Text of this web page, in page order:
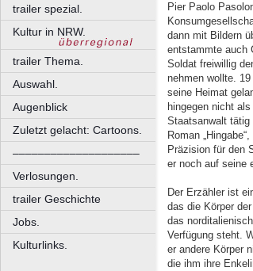
trailer spezial.
Kultur in NRW.
trailer Thema.
Auswahl.
Augenblick
Zuletzt gelacht: Cartoons.
––––––––––––––––––––
Verlosungen.
trailer Geschichte
Jobs.
Kulturlinks.
Pier Paolo
dann mit Bildern
entstammte auch
Soldat freiwillig
nehmen wollte.
seine Heimat
hingegen nicht
Staatsanwalt tätig
Roman
Präzision für den
er noch auf seine
Der Erzähler ist
das die Körper
das
Verfügung steht.
er andere Körper
die ihm ihre